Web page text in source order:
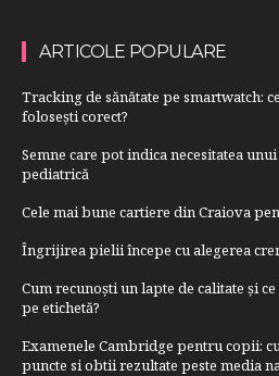
ARTICOLE POPULARE
Tracking de sănătate pe smartwatch:
folosești corect?
Semne care pot indica necesitatea
pediatrică
Cele mai bune cartiere din Craiova
Îngrijirea pielii începe cu alegerea
Cum recunoști un lapte de calitate și
pe etichetă?
Examenele Cambridge pentru copii:
puncte si obtii rezultate peste media